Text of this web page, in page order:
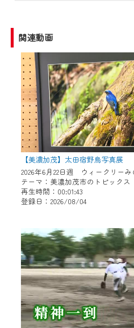
関連動画
【美濃加茂】太田宿野鳥写真展
2026年6月22日週 ウィークリー
テーマ：美濃加茂市のトピックス
再生時間：00:01:43
登録日：2026/08/04
2024年9月24日からはご加
ビス向上のため、
『CCNet Web TV』を利
一部コンテンツを除き、
CCNetサービスへの加入
ページ※』へのログインが
す。
何卒、ご理解ご了承の程
いたします。
※マイページへのログインに
要となります。
※MyIDとは、CCNet Web TV
各種サービスをご利用頂く
で設定できます。
（GmailやYahooなどのフリ
スでも作成可能です）
※マイページへのログイン
録はこちらから
※CCNetアプリをご利用中
ご視聴いただけます。